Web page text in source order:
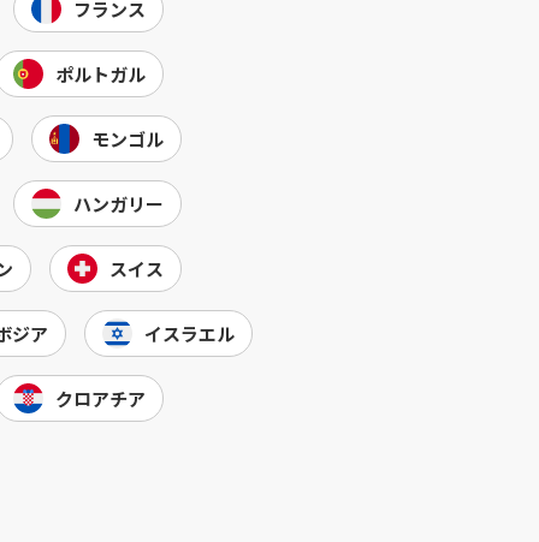
フランス
ポルトガル
モンゴル
ハンガリー
スイス
ジア イスラエル
クロアチア